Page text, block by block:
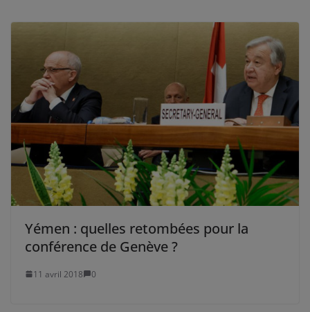
Yémen : quelles retombées pour la
conférence de Genève ?
11 avril 2018 0